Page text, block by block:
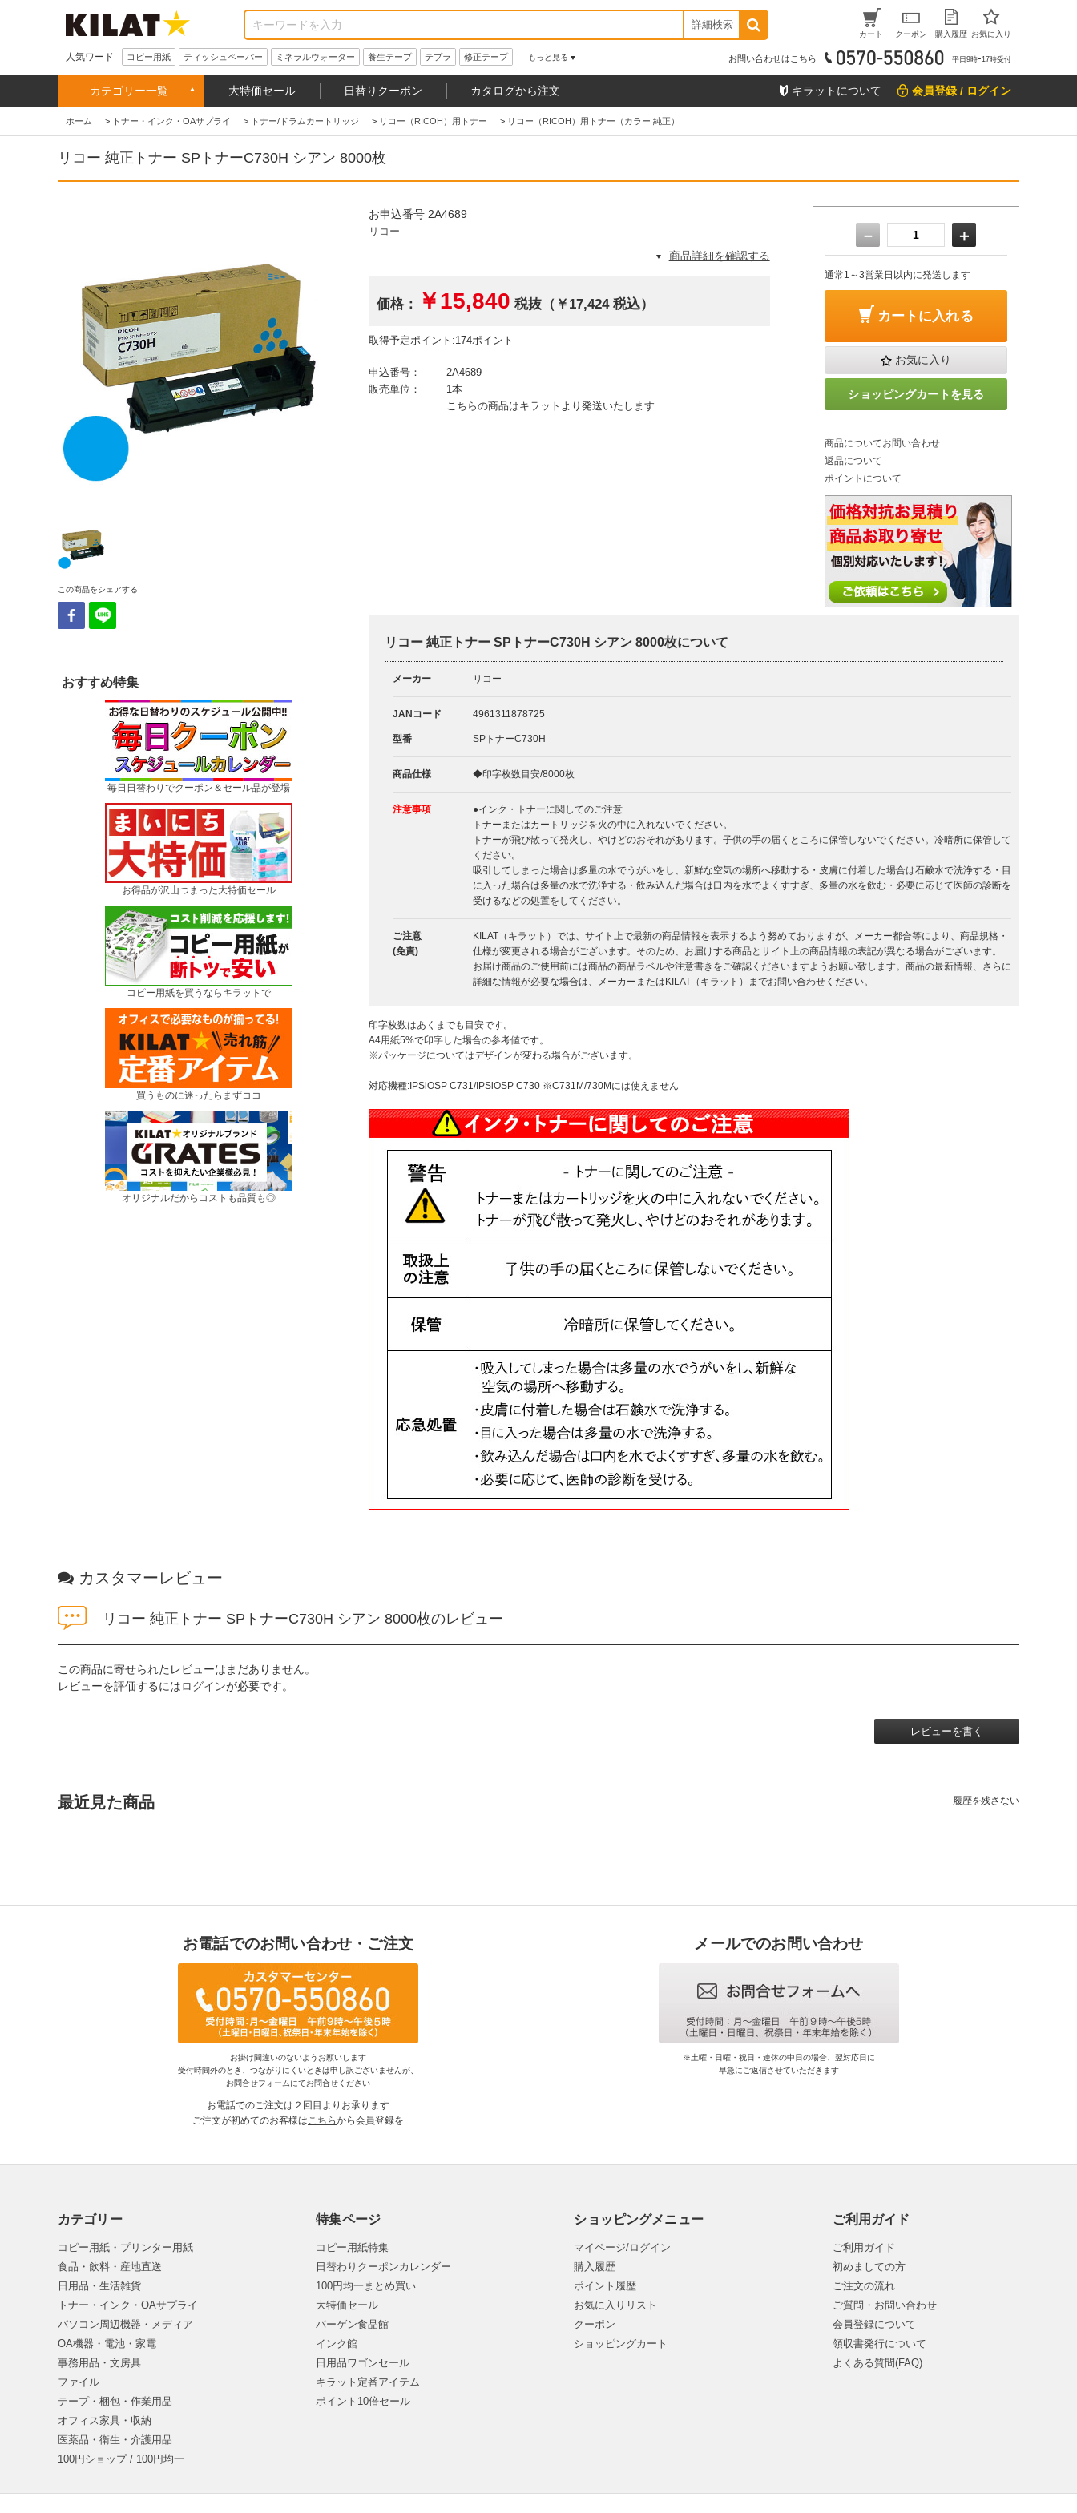
詳細検索
カート クーポン 購入履歴 お気に入り
人気ワード コピー用紙 ティッシュペーパー ミネラルウォーター 養生テープ テプラ 修正テープ もっと見る お問い合わせはこちら 平日9時ｰ17時受付
カテゴリー一覧 大特価セール 日替りクーポン カタログから注文 キラットについて 会員登録 / ログイン
ホーム > トナー・インク・OAサプライ > トナー/ドラムカートリッジ > リコー（RICOH）用トナー > リコー（RICOH）用トナー（カラー 純正）
リコー 純正トナー SPトナーC730H シアン 8000枚
この商品をシェアする
おすすめ特集
毎日日替わりでクーポン＆セール品が登場
お得品が沢山つまった大特価セール
コピー用紙を買うならキラットで
買うものに迷ったらまずココ
オリジナルだからコストも品質も◎
お申込番号 2A4689
リコー
商品詳細を確認する
価格： ￥15,840 税抜（￥17,424 税込）
取得予定ポイント:174ポイント
申込番号：
2A4689
販売単位：
1本
こちらの商品はキラットより発送いたします
－ ＋
通常1～3営業日以内に発送します
カートに入れる
お気に入り
ショッピングカートを見る
商品についてお問い合わせ
返品について
ポイントについて
リコー 純正トナー SPトナーC730H シアン 8000枚について
メーカー リコー
JANコード 4961311878725
型番 SPトナーC730H
商品仕様 ◆印字枚数目安/8000枚
注意事項
●インク・トナーに関してのご注意
トナーまたはカートリッジを火の中に入れないでください。
トナーが飛び散って発火し、やけどのおそれがあります。子供の手の届くところに保管しないでください。冷暗所に保管して
ください。
吸引してしまった場合は多量の水でうがいをし、新鮮な空気の場所へ移動する・皮膚に付着した場合は石鹸水で洗浄する・目
に入った場合は多量の水で洗浄する・飲み込んだ場合は口内を水でよくすすぎ、多量の水を飲む・必要に応じて医師の診断を
受けるなどの処置をしてください。
ご注意
(免責)
KILAT（キラット）では、サイト上で最新の商品情報を表示するよう努めておりますが、メーカー都合等により、商品規格・
仕様が変更される場合がございます。そのため、お届けする商品とサイト上の商品情報の表記が異なる場合がございます。
お届け商品のご使用前には商品の商品ラベルや注意書きをご確認くださいますようお願い致します。商品の最新情報、さらに
詳細な情報が必要な場合は、メーカーまたはKILAT（キラット）までお問い合わせください。
印字枚数はあくまでも目安です。
A4用紙5%で印字した場合の参考値です。
※パッケージについてはデザインが変わる場合がございます。
対応機種:IPSiOSP C731/IPSiOSP C730※C731M/730Mには使えません
カスタマーレビュー
リコー 純正トナー SPトナーC730H シアン 8000枚のレビュー
この商品に寄せられたレビューはまだありません。
レビューを評価するにはログインが必要です。
レビューを書く
最近見た商品 履歴を残さない
お電話でのお問い合わせ・ご注文
お掛け間違いのないようお願いします
受付時間外のとき、つながりにくいときは申し訳ございませんが、
お問合せフォームにてお問合せください
お電話でのご注文は２回目よりお承ります
ご注文が初めてのお客様はこちらから会員登録を
メールでのお問い合わせ
※土曜・日曜・祝日・連休の中日の場合、翌対応日に
早急にご返信させていただきます
カテゴリー
コピー用紙・プリンター用紙
食品・飲料・産地直送
日用品・生活雑貨
トナー・インク・OAサプライ
パソコン周辺機器・メディア
OA機器・電池・家電
事務用品・文房具
ファイル
テープ・梱包・作業用品
オフィス家具・収納
医薬品・衛生・介護用品
100円ショップ / 100円均一
特集ページ
コピー用紙特集
日替わりクーポンカレンダー
100円均一まとめ買い
大特価セール
バーゲン食品館
インク館
日用品ワゴンセール
キラット定番アイテム
ポイント10倍セール
ショッピングメニュー
マイページ/ログイン
購入履歴
ポイント履歴
お気に入りリスト
クーポン
ショッピングカート
ご利用ガイド
ご利用ガイド
初めましての方
ご注文の流れ
ご質問・お問い合わせ
会員登録について
領収書発行について
よくある質問(FAQ)